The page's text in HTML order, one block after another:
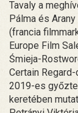
Tavaly a
Pálma és
(francia
Europe Film
Śmieja-
Certain
2019-es
keretében